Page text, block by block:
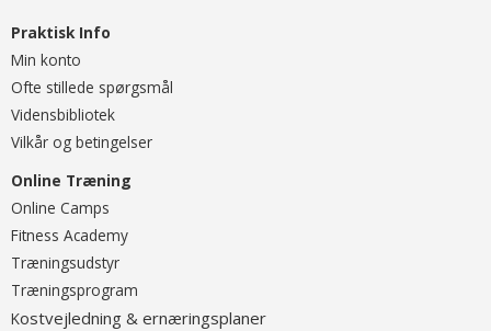
Praktisk Info
Min konto
Ofte stillede spørgsmål
Vidensbibliotek
Vilkår og betingelser
Online Træning
Online Camps
Fitness Academy
Træningsudstyr
Træningsprogram
Kostvejledning & ernæringsplaner